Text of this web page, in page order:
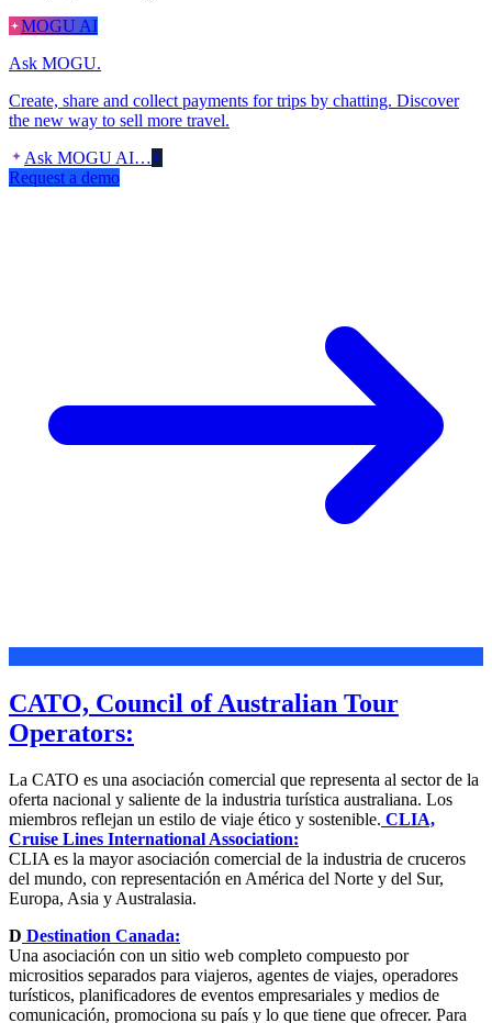
MOGU AI
Ask MOGU.
Create, share and collect payments for trips by chatting. Discover
the new way to sell more travel.
Ask MOGU AI…
Request a demo
CATO, Council of Australian Tour
Operators:
La CATO es una asociación comercial que representa al sector de la
oferta nacional y saliente de la industria turística australiana. Los
miembros reflejan un estilo de viaje ético y sostenible. CLIA,
Cruise Lines International Association:
CLIA es la mayor asociación comercial de la industria de cruceros
del mundo, con representación en América del Norte y del Sur,
Europa, Asia y Australasia.
D Destination Canada:
Una asociación con un sitio web completo compuesto por
micrositios separados para viajeros, agentes de viajes, operadores
turísticos, planificadores de eventos empresariales y medios de
comunicación, promociona su país y lo que tiene que ofrecer. Para